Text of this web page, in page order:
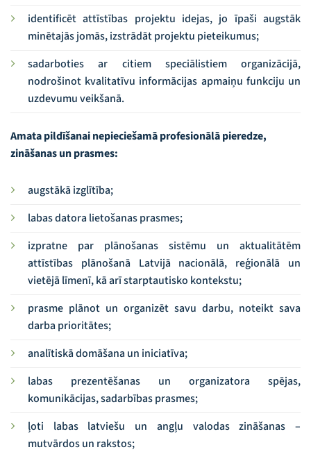
identificēt attīstības projektu idejas, jo īpaši augstāk
minētajās jomās, izstrādāt projektu pieteikumus;
sadarboties ar citiem speciālistiem organizācijā,
nodrošinot kvalitatīvu informācijas apmaiņu funkciju un
uzdevumu veikšanā.
Amata pildīšanai nepieciešamā profesionālā pieredze,
zināšanas un prasmes:
augstākā izglītība;
labas datora lietošanas prasmes;
izpratne par plānošanas sistēmu un aktualitātēm
attīstības plānošanā Latvijā nacionālā, reģionālā un
vietējā līmenī, kā arī starptautisko kontekstu;
prasme plānot un organizēt savu darbu, noteikt sava
darba prioritātes;
analītiskā domāšana un iniciatīva;
labas prezentēšanas un organizatora spējas,
komunikācijas, sadarbības prasmes;
ļoti labas latviešu un angļu valodas zināšanas –
mutvārdos un rakstos;